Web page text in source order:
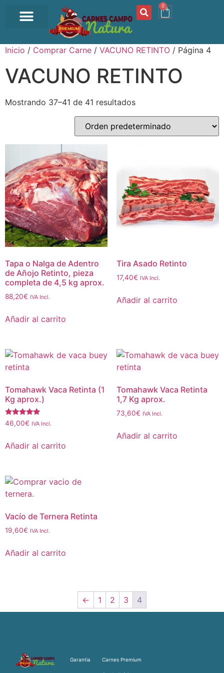
0
Inicio / Comprar Carne / VACUNO RETINTO / Página 4
VACUNO RETINTO
Mostrando 37–41 de 41 resultados
Tapa o Nalga de Adentro
de Añojo Retinto, pieza
completa de 4,5 kg aprox.
88,20€ IVA Incl.
Añadir al carrito
Tira Asado Retinto
17,40€ IVA Incl.
Añadir al carrito
Tomahawk Vaca Retinta (1
Kg aprox.)
Valorado
con
46,00€ IVA Incl.
Añadir al carrito
Tomahawk Vaca Retinta
1,7 Kg aprox.
73,60€ IVA Incl.
Añadir al carrito
Vacío de Ternera Retinta
19,60€ IVA Incl.
Añadir al carrito
← 1 2 3 4
Garantia Carnes Premium